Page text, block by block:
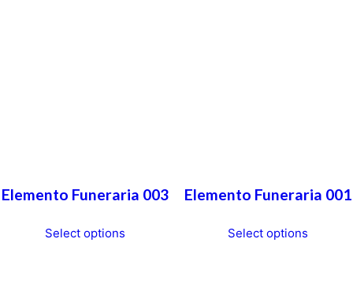
Elemento Funeraria 003
Select options
Elemento Funeraria 001
Select options